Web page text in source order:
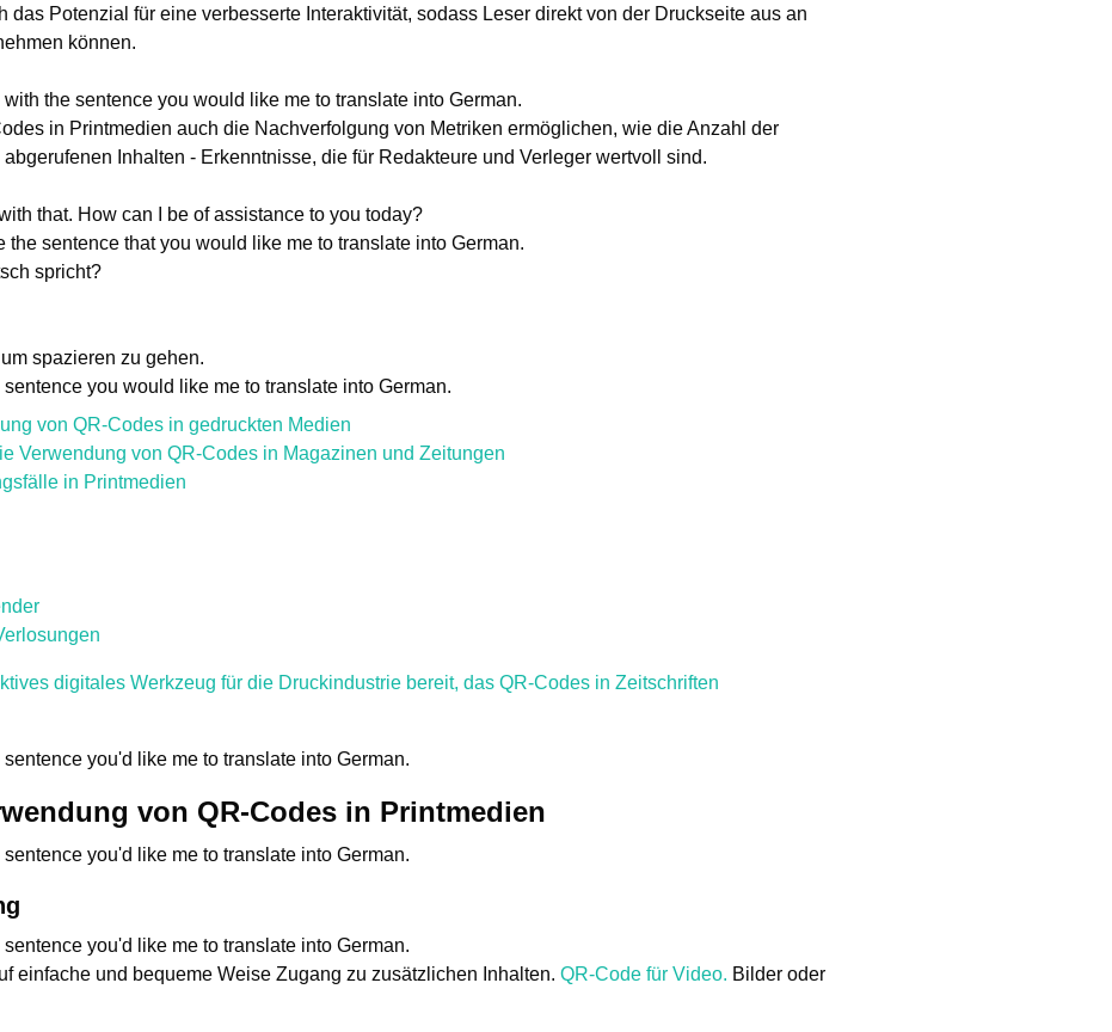
das Potenzial für eine verbesserte Interaktivität, sodass Leser direkt von der Druckseite aus an
können.
the sentence you would like me to translate into German.
in Printmedien auch die Nachverfolgung von Metriken ermöglichen, wie die Anzahl der
Inhalten - Erkenntnisse, die für Redakteure und Verleger wertvoll sind.
that. How can I be of assistance to you today?
the sentence that you would like me to translate into German.
spricht?
spazieren zu gehen.
you would like me to translate into German.
von QR-Codes in gedruckten Medien
Verwendung von QR-Codes in Magazinen und Zeitungen
in Printmedien
digitales Werkzeug für die Druckindustrie bereit, das QR-Codes in Zeitschriften
you'd like me to translate into German.
von QR-Codes in Printmedien
you'd like me to translate into German.
you'd like me to translate into German.
einfache und bequeme Weise Zugang zu zusätzlichen Inhalten. QR-Code für Video. Bilder oder